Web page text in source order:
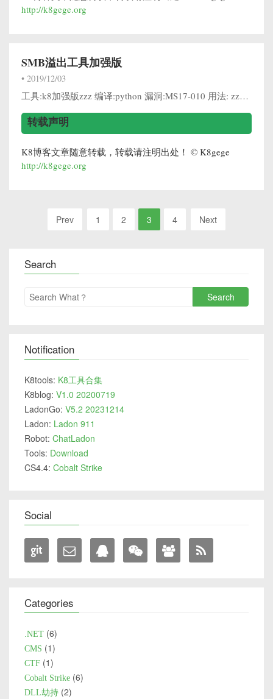
http://k8gege.org
SMB溢出工具加强版
• 2019/12/03
工具:k8加强版zzz 编译:python 漏洞:MS17-010 用法: zzz_exploit.exe 192.11.22.82zzz_exploit.exe 192.11.22.82 exe参数zzz_exploit.exe 1...
转载声明
K8博客文章随意转载，转载请注明出处！ © K8gege
http://k8gege.org
Prev 1 2 3 4 Next
Search
Search
Notification
K8tools: K8工具合集
K8blog: V1.0 20200719
LadonGo: V5.2 20231214
Ladon: Ladon 911
Robot: ChatLadon
Tools: Download
CS4.4: Cobalt Strike
Social
Categories
.NET 6
CMS 1
CTF 1
Cobalt Strike 6
DLL劫持 2